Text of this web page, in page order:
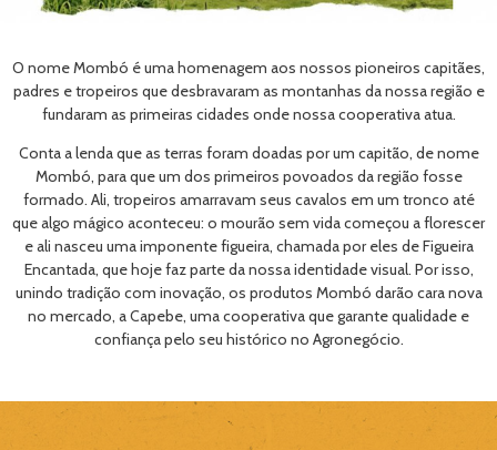
O nome Mombó é uma homenagem aos nossos pioneiros capitães,
padres e tropeiros que desbravaram as montanhas da nossa região e
fundaram as primeiras cidades onde nossa cooperativa atua.
Conta a lenda que as terras foram doadas por um capitão, de nome
Mombó, para que um dos primeiros povoados da região fosse
formado. Ali, tropeiros amarravam seus cavalos em um tronco até
que algo mágico aconteceu: o mourão sem vida começou a florescer
e ali nasceu uma imponente figueira, chamada por eles de Figueira
Encantada, que hoje faz parte da nossa identidade visual. Por isso,
unindo tradição com inovação, os produtos Mombó darão cara nova
no mercado, a Capebe, uma cooperativa que garante qualidade e
confiança pelo seu histórico no Agronegócio.